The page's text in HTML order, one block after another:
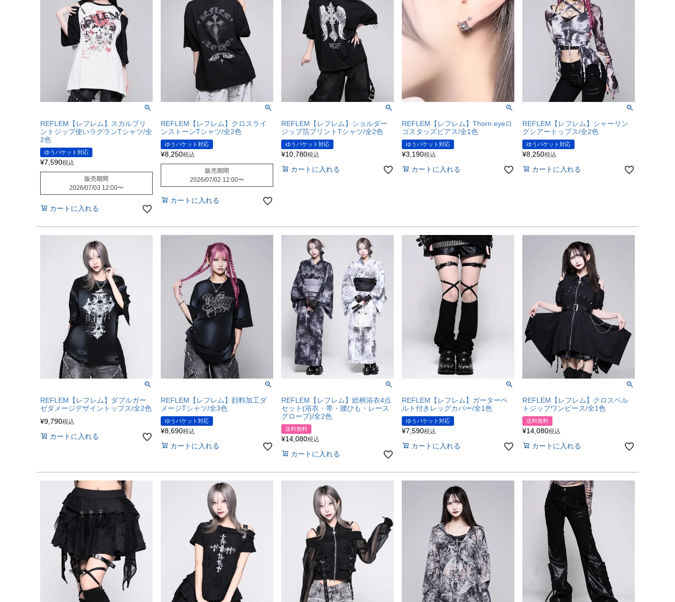
REFLEM【レフレム】スカルプリ
ントジップ使いラグランTシャツ/全
2色
ゆうパケット対応
¥7,590税込
販売期間
2026/07/03 12:00〜
カートに入れる
REFLEM【レフレム】クロスライ
ンストーンTシャツ/全2色
ゆうパケット対応
¥8,250税込
販売期間
2026/07/02 12:00〜
カートに入れる
REFLEM【レフレム】ショルダー
ジップ箔プリントTシャツ/全2色
ゆうパケット対応
¥10,780税込
カートに入れる
REFLEM【レフレム】Thorn eyeロ
ゴスタッズピアス/全1色
ゆうパケット対応
¥3,190税込
カートに入れる
REFLEM【レフレム】シャーリン
グシアートップス/全2色
ゆうパケット対応
¥8,250税込
カートに入れる
REFLEM【レフレム】ダブルガー
ゼダメージデザイントップス/全2色
¥9,790税込
カートに入れる
REFLEM【レフレム】顔料加工ダ
メージTシャツ/全3色
ゆうパケット対応
¥8,690税込
カートに入れる
REFLEM【レフレム】総柄浴衣4点
セット(浴衣・帯・腰ひも・レース
グローブ)/全2色
送料無料
¥14,080税込
カートに入れる
REFLEM【レフレム】ガーターベ
ルト付きレッグカバー/全1色
ゆうパケット対応
¥7,590税込
カートに入れる
REFLEM【レフレム】クロスベル
トジップワンピース/全1色
送料無料
¥14,080税込
カートに入れる